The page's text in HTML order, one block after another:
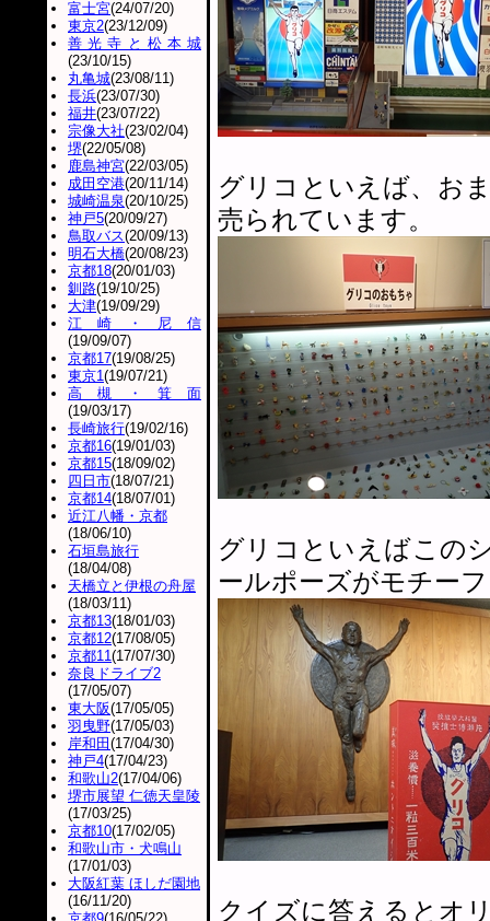
グリコといえば、お
売られています。
グリコといえばこの
ールポーズがモチー
クイズに答えるとオ
富士宮(24/07/20)
東京2(23/12/09)
善光寺と松本城
(23/10/15)
丸亀城(23/08/11)
長浜(23/07/30)
福井(23/07/22)
宗像大社(23/02/04)
堺(22/05/08)
鹿島神宮(22/03/05)
成田空港(20/11/14)
城崎温泉(20/10/25)
神戸5(20/09/27)
鳥取バス(20/09/13)
明石大橋(20/08/23)
京都18(20/01/03)
釧路(19/10/25)
大津(19/09/29)
江崎・尼信
(19/09/07)
京都17(19/08/25)
東京1(19/07/21)
高槻・箕面
(19/03/17)
長崎旅行(19/02/16)
京都16(19/01/03)
京都15(18/09/02)
四日市(18/07/21)
京都14(18/07/01)
近江八幡・京都
(18/06/10)
石垣島旅行
(18/04/08)
天橋立と伊根の舟屋
(18/03/11)
京都13(18/01/03)
京都12(17/08/05)
京都11(17/07/30)
奈良ドライブ2
(17/05/07)
東大阪(17/05/05)
羽曳野(17/05/03)
岸和田 (17/04/30)
神戸4(17/04/23)
和歌山2(17/04/06)
堺市展望 仁徳天皇陵
(17/03/25)
京都10(17/02/05)
和歌山市・犬鳴山
(17/01/03)
大阪紅葉 ほしだ園地
(16/11/20)